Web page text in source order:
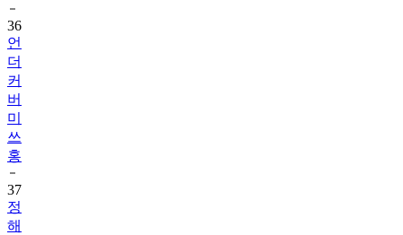
36
언
더
커
버
미
쓰
홍
37
정
해